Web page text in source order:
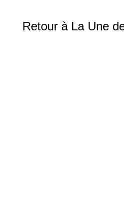
Retour à La Une